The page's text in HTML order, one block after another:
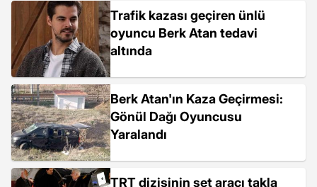
Trafik kazası geçiren ünlü
oyuncu Berk Atan tedavi
altında
Berk Atan'ın Kaza Geçirmesi:
Gönül Dağı Oyuncusu
Yaralandı
TRT dizisinin set aracı takla